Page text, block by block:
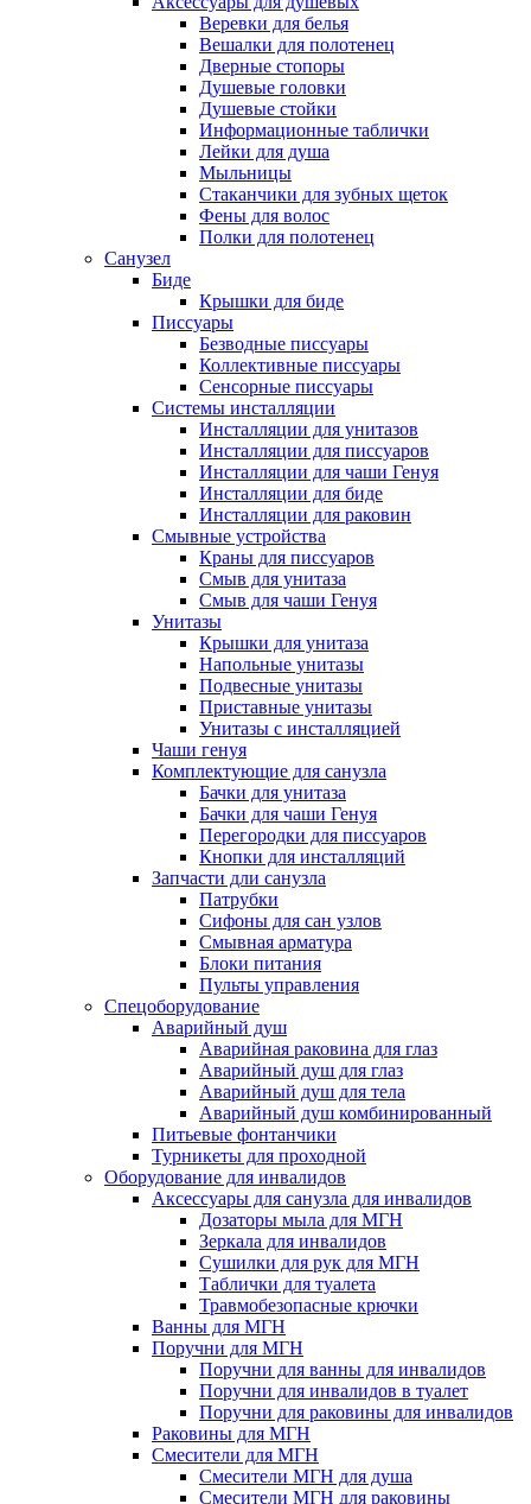
Веревки для белья
Вешалки для полотенец
Дверные стопоры
Душевые головки
Душевые стойки
Информационные таблички
Лейки для душа
Мыльницы
Стаканчики для зубных щеток
Фены для волос
Полки для полотенец
Санузел
Биде
Крышки для биде
Писсуары
Безводные писсуары
Коллективные писсуары
Сенсорные писсуары
Системы инсталляции
Инсталляции для унитазов
Инсталляции для писсуаров
Инсталляции для чаши Генуя
Инсталляции для биде
Инсталляции для раковин
Смывные устройства
Краны для писсуаров
Смыв для унитаза
Смыв для чаши Генуя
Унитазы
Крышки для унитаза
Напольные унитазы
Подвесные унитазы
Приставные унитазы
Унитазы с инсталляцией
Чаши генуя
Комплектующие для санузла
Бачки для унитаза
Бачки для чаши Генуя
Перегородки для писсуаров
Кнопки для инсталляций
Запчасти дли санузла
Патрубки
Сифоны для сан узлов
Смывная арматура
Блоки питания
Пульты управления
Спецоборудование
Аварийный душ
Аварийная раковина для глаз
Аварийный душ для глаз
Аварийный душ для тела
Аварийный душ комбинированный
Питьевые фонтанчики
Турникеты для проходной
Оборудование для инвалидов
Аксессуары для санузла для инвалидов
Дозаторы мыла для МГН
Зеркала для инвалидов
Сушилки для рук для МГН
Таблички для туалета
Травмобезопасные крючки
Ванны для МГН
Поручни для МГН
Поручни для ванны для инвалидов
Поручни для инвалидов в туалет
Поручни для раковины для инвалидов
Раковины для МГН
Смесители для МГН
Смесители МГН для душа
Смесители МГН для раковины